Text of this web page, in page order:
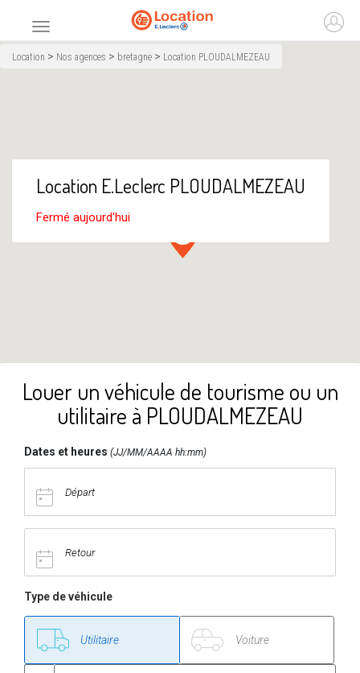
Menu principal
Accueil
Location > Nos agences > bretagne > Location PLOUDALMEZEAU
Location E.Leclerc PLOUDALMEZEAU
Fermé aujourd'hui
Louer un véhicule de tourisme ou un
utilitaire à PLOUDALMEZEAU
Dates et heures (JJ/MM/AAAA hh:mm)
Type de véhicule